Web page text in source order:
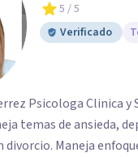
5 / 5
Verificado
Psicologa Clinica
temas de ansieda,
Maneja